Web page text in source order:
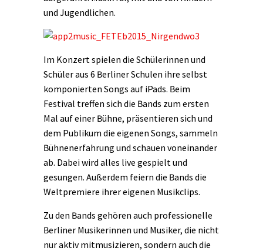
und Jugendlichen.
Im Konzert spielen die Schülerinnen und
Schüler aus 6 Berliner Schulen ihre selbst
komponierten Songs auf iPads. Beim
Festival treffen sich die Bands zum ersten
Mal auf einer Bühne, präsentieren sich und
dem Publikum die eigenen Songs, sammeln
Bühnenerfahrung und schauen voneinander
ab. Dabei wird alles live gespielt und
gesungen. Außerdem feiern die Bands die
Weltpremiere ihrer eigenen Musikclips.
Zu den Bands gehören auch professionelle
Berliner Musikerinnen und Musiker, die nicht
nur aktiv mitmusizieren, sondern auch die